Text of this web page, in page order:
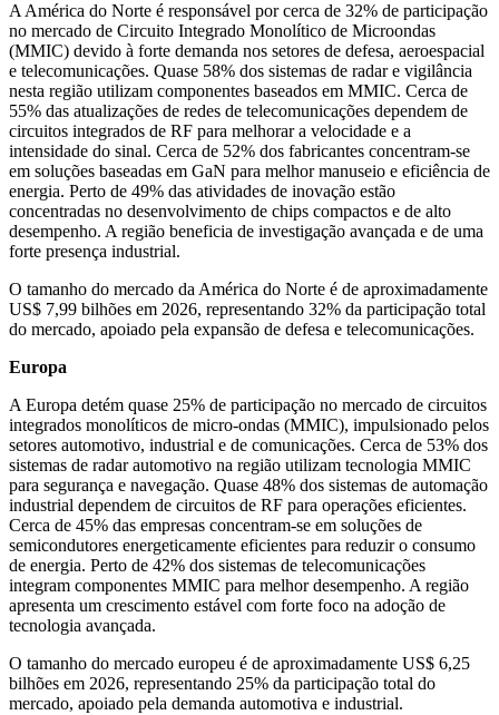
A América do Norte é responsável por cerca de 32% de participação
no mercado de Circuito Integrado Monolítico de Microondas
(MMIC) devido à forte demanda nos setores de defesa, aeroespacial
e telecomunicações. Quase 58% dos sistemas de radar e vigilância
nesta região utilizam componentes baseados em MMIC. Cerca de
55% das atualizações de redes de telecomunicações dependem de
circuitos integrados de RF para melhorar a velocidade e a
intensidade do sinal. Cerca de 52% dos fabricantes concentram-se
em soluções baseadas em GaN para melhor manuseio e eficiência de
energia. Perto de 49% das atividades de inovação estão
concentradas no desenvolvimento de chips compactos e de alto
desempenho. A região beneficia de investigação avançada e de uma
forte presença industrial.
O tamanho do mercado da América do Norte é de aproximadamente
US$ 7,99 bilhões em 2026, representando 32% da participação total
do mercado, apoiado pela expansão de defesa e telecomunicações.
Europa
A Europa detém quase 25% de participação no mercado de circuitos
integrados monolíticos de micro-ondas (MMIC), impulsionado pelos
setores automotivo, industrial e de comunicações. Cerca de 53% dos
sistemas de radar automotivo na região utilizam tecnologia MMIC
para segurança e navegação. Quase 48% dos sistemas de automação
industrial dependem de circuitos de RF para operações eficientes.
Cerca de 45% das empresas concentram-se em soluções de
semicondutores energeticamente eficientes para reduzir o consumo
de energia. Perto de 42% dos sistemas de telecomunicações
integram componentes MMIC para melhor desempenho. A região
apresenta um crescimento estável com forte foco na adoção de
tecnologia avançada.
O tamanho do mercado europeu é de aproximadamente US$ 6,25
bilhões em 2026, representando 25% da participação total do
mercado, apoiado pela demanda automotiva e industrial.